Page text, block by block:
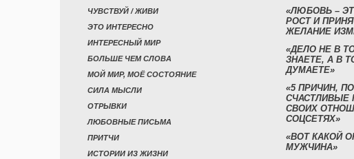
ЧУВСТВУЙ / ЖИВИ
ЭТО ИНТЕРЕСНО
ИНТЕРЕСНЫЙ МИР
БОЛЬШЕ ЧЕМ СЛОВА
МОЙ МИР, МОЁ СОСТОЯНИЕ
СИЛА МЫСЛИ
ОТРЫВКИ
ЛЮБОВНЫЕ ПИСЬМА
ПРИТЧИ
ИСТОРИИ ИЗ ЖИЗНИ
«ЛЮБОВЬ –
РОСТ И
ЖЕЛАНИЕ
«ДЕЛО НЕ В
ЗНАЕТЕ, А В
ДУМАЕТЕ»
«5 ПРИЧИН,
СЧАСТЛИВЫЕ
СВОИХ
СОЦСЕТЯХ»
«ВОТ КАКОЙ
МУЖЧИНА»